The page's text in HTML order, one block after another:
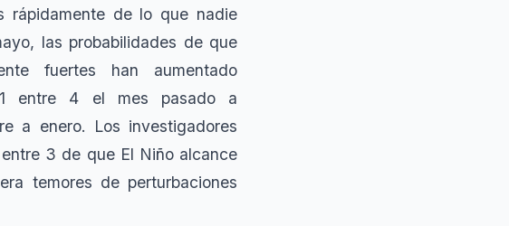
rápidamente de lo que nadie
las probabilidades de que
fuertes han aumentado
1 entre 4 el mes pasado a
a enero. Los investigadores
3 de que El Niño alcance
temores de perturbaciones